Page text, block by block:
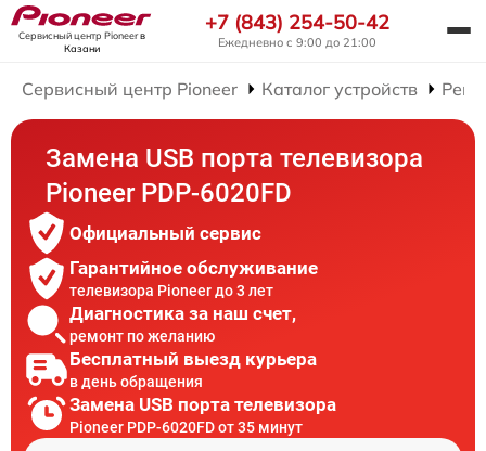
Сервисный центр Pioneerв
Казани
+7 (843) 254-50-42
Ежедневно с 9:00 до 21:00
Сервисный центр Pioneer Каталог устройств
Замена USB порта телевизора
Pioneer PDP-6020FD
Официальный сервис
Гарантийное обслуживание
телевизора Pioneer до 3 лет
Диагностика за наш счет,
ремонт по желанию
Бесплатный выезд курьера
в день обращения
Замена USB порта телевизора
Pioneer PDP-6020FD от 35 минут